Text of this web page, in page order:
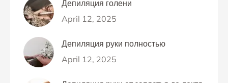
Депиляция голени
April 12, 2025
Депиляция руки полностью
April 12, 2025